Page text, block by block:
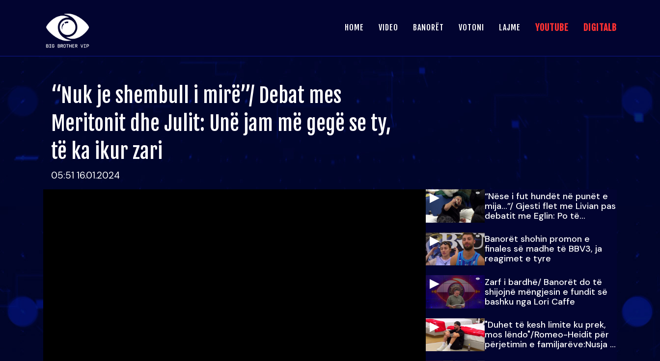
HOME VIDEO BANORËT VOTONI LAJME YOUTUBE DIGITALB
“Nuk je shembull i mirë”/ Debat mes
Meritonit dhe Julit: Unë jam më gegë se ty,
të ka ikur zari
05:51 16.01.2024
“Nëse i fut hundët në punët e
mija…”/ Gjesti flet me Livian pas
debatit me Eglin: Po të
paralajmëroj
Banorët shohin promon e
finales së madhe të BBV3, ja
reagimet e tyre
Zarf i bardhë/ Banorët do të
shijojnë mëngjesin e fundit së
bashku nga Lori Caffe
"Duhet të kesh limite ku prek,
mos lëndo"/Romeo-Heidit për
përjetimin e familjarëve:Nusja e
Julit…